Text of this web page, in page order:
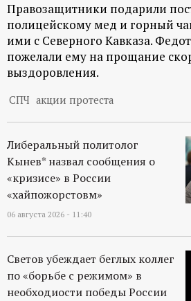
н
н
ы
й
п
о
р
т
а
Правозащитники подарили
полицейскому мед и горный
ими с Северного Кавказа.
пожелали ему на прощание
выздоровления.
СПЧ акции протеста
Либеральный политолог
Кынев* назвал сообщения о
«кризисе» в России
«хайпожорстовм»
06 августа 2026 - 11:40
Светов убеждает беглых коллег
по «борьбе с режимом» в
необходиости победы России